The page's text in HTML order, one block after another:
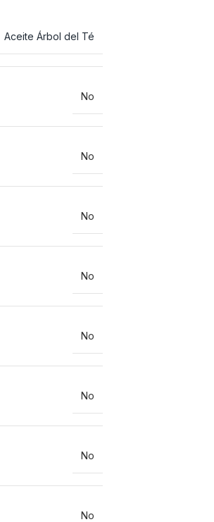
Aceite Árbol del Té
No
No
No
No
No
No
No
No